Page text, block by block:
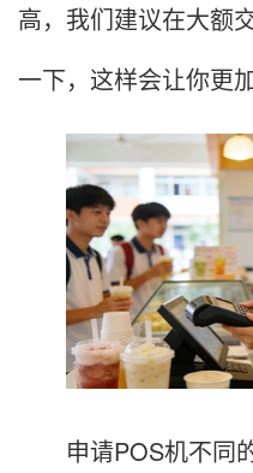
高，我们建议在大额
一下，这样会让你更
申请POS机不同